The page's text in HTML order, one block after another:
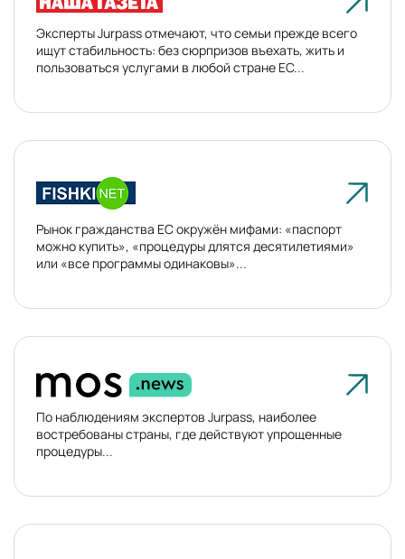
Эксперты Jurpass отмечают, что семьи прежде всего
ищут стабильность: без сюрпризов въехать, жить и
пользоваться услугами в любой стране ЕС...
Рынок гражданства ЕС окружён мифами: «паспорт
можно купить», «процедуры длятся десятилетиями»
или «все программы одинаковы»...
По наблюдениям экспертов Jurpass, наиболее
востребованы страны, где действуют упрощенные
процедуры...